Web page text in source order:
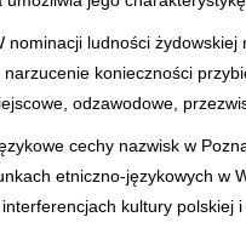
nominacji ludności żydowskiej
narzucenie konieczności
odzawodowe,
cechy nazwisk w
etniczno-językowych w
kultury polskiej i